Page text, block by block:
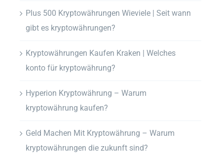
Plus 500 Kryptowährungen Wieviele | Seit wann
gibt es kryptowährungen?
Kryptowährungen Kaufen Kraken | Welches
konto für kryptowährung?
Hyperion Kryptowährung – Warum
kryptowährung kaufen?
Geld Machen Mit Kryptowährung – Warum
kryptowährungen die zukunft sind?